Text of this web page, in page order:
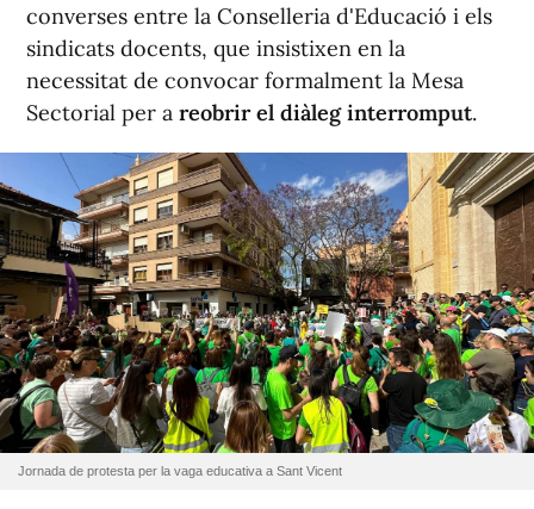
converses entre la Conselleria d'Educació i els
sindicats docents, que insistixen en la
necessitat de convocar formalment la Mesa
Sectorial per a reobrir el diàleg interromput.
Jornada de protesta per la vaga educativa a Sant Vicent